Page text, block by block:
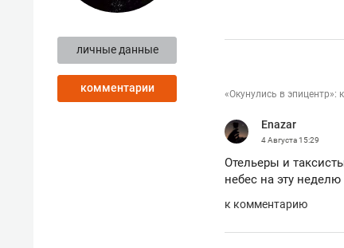
личные данные
комментарии «Окунулись в эпицентр»:
Enazar
4 Августа15:29
Отельеры и
небес на эту неделю
к комментарию
правил, бизнес
потерять минимум
полгода»
рынки, почему надо знать
чем интересен Оман?